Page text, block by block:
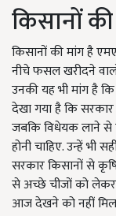
किसानों
किसानों की मांग है
नीचे फसल खरीदने
उनकी यह भी मांग है
देखा गया है कि
जबकि विधेयक लाने से
होनी चाहिए. उन्हें भी
सरकार किसानों से
से अच्छे चीजों को लेकर
आज देखने को नहीं